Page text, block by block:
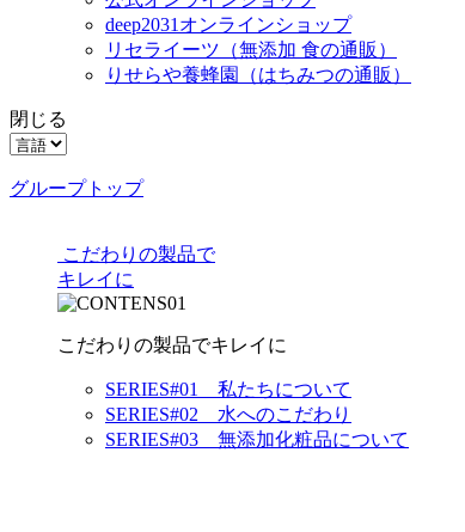
deep2031オンラインショップ
リセライーツ （無添加 食の通販）
りせらや養蜂園
（はちみつの通販）
閉じる
グループトップ
こだわりの製品で
キレイに
こだわりの製品でキレイに
SERIES#01 私たちについて
SERIES#02 水へのこだわり
SERIES#03 無添加化粧品について